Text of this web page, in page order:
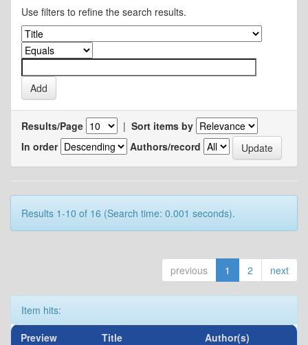
Use filters to refine the search results.
Results/Page | Sort items by
In order
Authors/record
Results 1-10 of 16 (Search time: 0.001 seconds).
previous 1 2 next
Item hits:
Preview
Title
Author(s)